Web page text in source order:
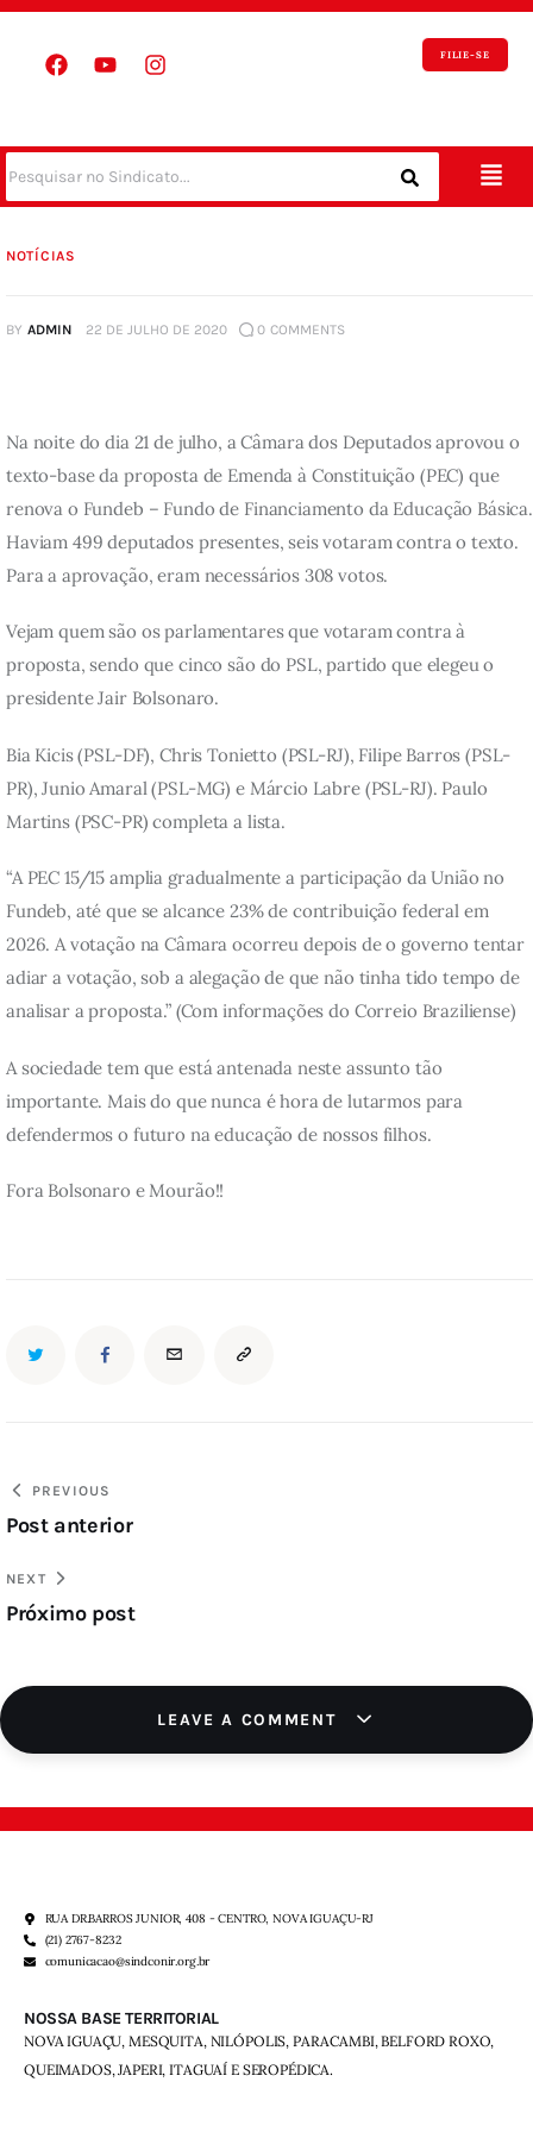
FILIE-SE
NOTÍCIAS
BY ADMIN 22 DE JULHO DE 2020 0 COMMENTS
Na noite do dia 21 de julho, a Câmara dos Deputados aprovou o
texto-base da proposta de Emenda à Constituição (PEC) que
renova o Fundeb – Fundo de Financiamento da Educação
Haviam 499 deputados presentes, seis votaram contra o texto.
Para a aprovação, eram necessários 308 votos.
Vejam quem são os parlamentares que votaram contra à
proposta, sendo que cinco são do PSL, partido que elegeu o
presidente Jair Bolsonaro.
Bia Kicis (PSL-DF), Chris Tonietto (PSL-RJ), Filipe Barros (PSL-
PR), Junio Amaral (PSL-MG) e Márcio Labre (PSL-RJ). Paulo
Martins (PSC-PR) completa a lista.
“A PEC 15/15 amplia gradualmente a participação da União no
Fundeb, até que se alcance 23% de contribuição federal em
2026. A votação na Câmara ocorreu depois de o governo tentar
adiar a votação, sob a alegação de que não tinha tido tempo de
analisar a proposta.” (Com informações do Correio Braziliense)
A sociedade tem que está antenada neste assunto tão
importante. Mais do que nunca é hora de lutarmos para
defendermos o futuro na educação de nossos filhos.
Fora Bolsonaro e Mourão!!
PREVIOUS
Post anterior
NEXT
Próximo post
LEAVE A COMMENT
RUA DR.BARROS JUNIOR, 408 - CENTRO, NOVA IGUAÇU-RJ
(21) 2767-8232
comunicacao@sindconir.org.br
NOSSA BASE TERRITORIAL
NOVA IGUAÇU, MESQUITA, NILÓPOLIS, PARACAMBI, BELFORD ROXO,
QUEIMADOS,JAPERI, ITAGUAÍ E SEROPÉDICA.